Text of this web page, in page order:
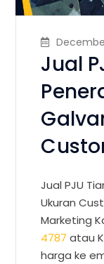
Jual
Jual PJU
Ukuran
Marketing
4787 atau
harga ke